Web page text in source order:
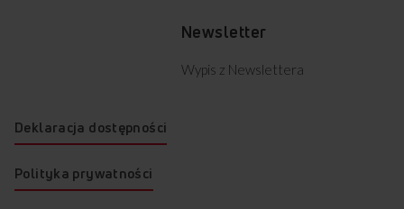
Newsletter
Wypis z Newslettera
Deklaracja dostępności
Polityka prywatności